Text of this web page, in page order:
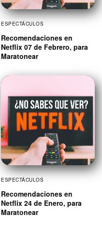
ESPECTÁCULOS
Recomendaciones en
Netflix 07 de Febrero, para
Maratonear
ESPECTÁCULOS
Recomendaciones en
Netflix 24 de Enero, para
Maratonear